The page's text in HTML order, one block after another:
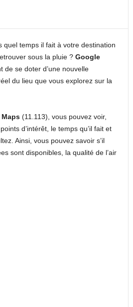
quel temps il fait à votre destination
sous la pluie ? Google
de se doter d’une nouvelle
du lieu que vous explorez sur la
(11.113), vous pouvez voir,
d’intérêt, le temps qu’il fait et
Ainsi, vous pouvez savoir s’il
sont disponibles, la qualité de l’air